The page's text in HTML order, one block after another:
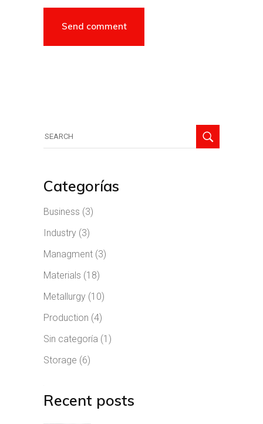
Categorías
Business (3)
Industry (3)
Managment (3)
Materials (18)
Metallurgy (10)
Production (4)
Sin categoría (1)
Storage (6)
Recent posts